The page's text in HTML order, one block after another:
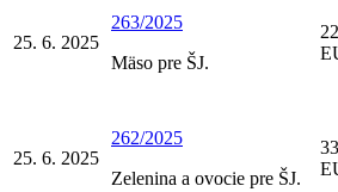
25. 6. 2025
263/2025
Mäso pre ŠJ.
25. 6. 2025
262/2025
Zelenina a ovocie pre ŠJ.